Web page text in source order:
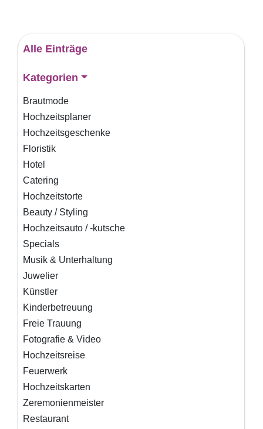
Alle Einträge
Kategorien
Brautmode
Hochzeitsplaner
Hochzeitsgeschenke
Floristik
Hotel
Catering
Hochzeitstorte
Beauty / Styling
Hochzeitsauto / -kutsche
Specials
Musik & Unterhaltung
Juwelier
Künstler
Kinderbetreuung
Freie Trauung
Fotografie & Video
Hochzeitsreise
Feuerwerk
Hochzeitskarten
Zeremonienmeister
Restaurant